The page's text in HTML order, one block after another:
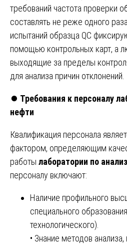
требований частота проверки
составлять не реже одного
испытаний образца QC
помощью контрольных карт, а
выходящие за пределы
для анализа причин отклонений.
⏺️ Требования к персоналу
нефти
Квалификация персонала
фактором, определяющим
работы лаборатории по
персоналу включают:
Наличие профильного
специального
технологического).
• Знание методов